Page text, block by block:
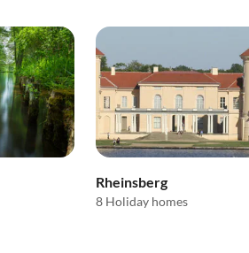
Rheinsberg
8 Holiday homes